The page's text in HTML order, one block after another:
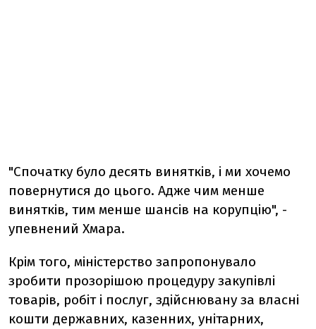
"Спочатку було десять винятків, і ми хочемо
повернутися до цього. Адже чим менше
винятків, тим менше шансів на корупцію", -
упевнений Хмара.
Крім того, міністерство запропонувало
зробити прозорішою процедуру закупівлі
товарів, робіт і послуг, здійснювану за власні
кошти державних, казенних, унітарних,